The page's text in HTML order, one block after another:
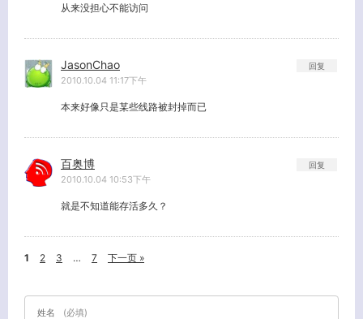
从来没担心不能访问
JasonChao
2010.10.04 11:17下午
本来好像只是某些线路被封掉而已
回复
百奥博
2010.10.04 10:53下午
就是不知道能存活多久？
回复
1 2 3 … 7 下一页 »
姓名 (必填)